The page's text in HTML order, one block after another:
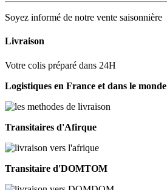
Soyez informé de notre vente saisonnière
Livraison
Votre colis préparé dans 24H
Logistiques en France et dans le monde
Transitaires d'Afirque
Transitaire d'DOMTOM